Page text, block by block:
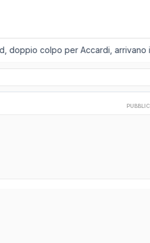
doppio colpo per Accardi, arrivano i